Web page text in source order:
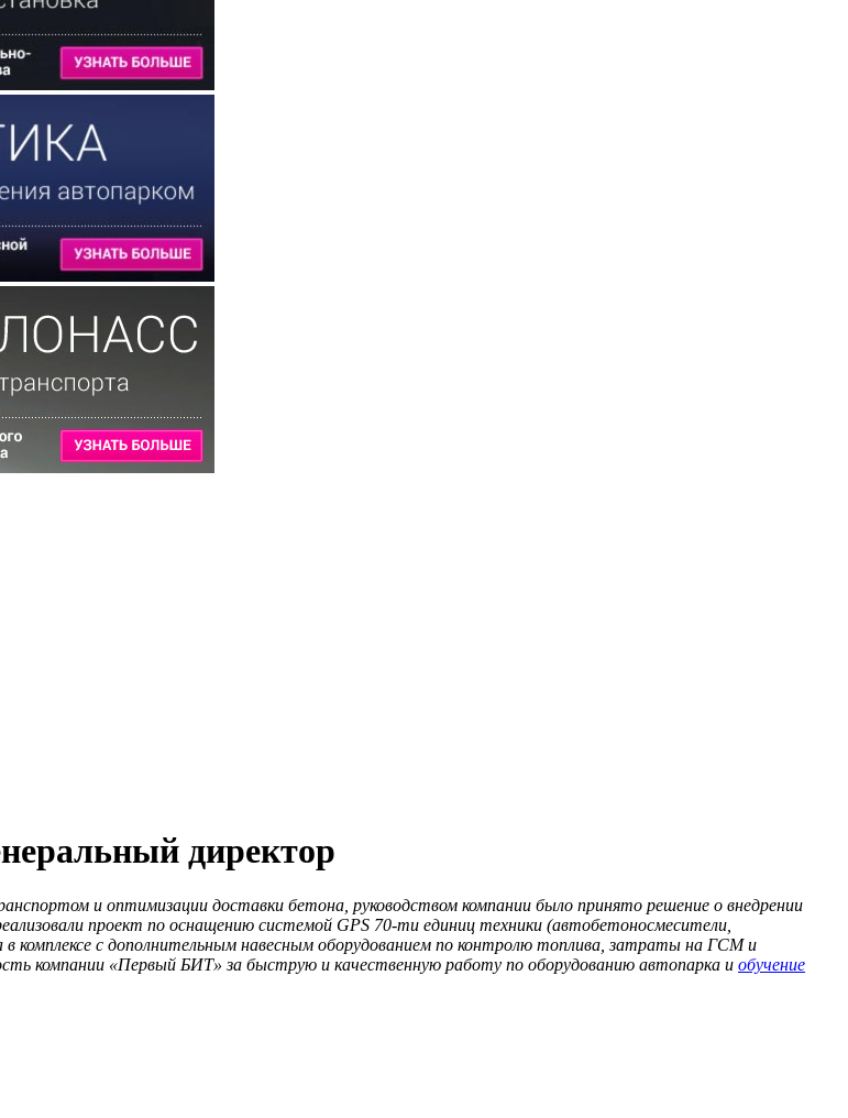
директор
и оптимизации доставки бетона, руководством компании было принято решение о внедрении
проект по оснащению системой GPS 70-ти единиц техники (автобетоносмесители,
комплексе с дополнительным навесным оборудованием по контролю топлива, затраты на ГСМ и
компании «Первый БИТ» за быструю и качественную работу по оборудованию автопарка и обучение